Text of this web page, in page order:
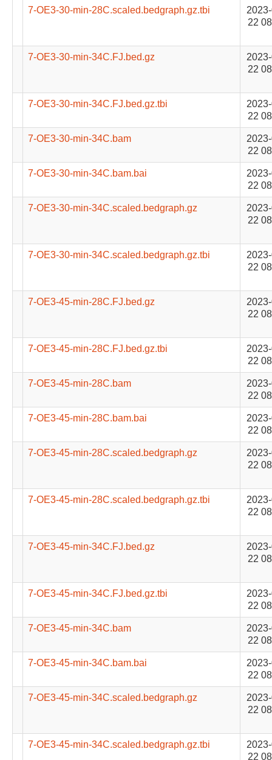
7-OE3-30-min-28C.scaled.bedgraph.gz.tbi
22
7-OE3-30-min-34C.FJ.bed.gz
22
7-OE3-30-min-34C.FJ.bed.gz.tbi
22
7-OE3-30-min-34C.bam
22
7-OE3-30-min-34C.bam.bai
22
7-OE3-30-min-34C.scaled.bedgraph.gz
22
7-OE3-30-min-34C.scaled.bedgraph.gz.tbi
22
7-OE3-45-min-28C.FJ.bed.gz
22
7-OE3-45-min-28C.FJ.bed.gz.tbi
22
7-OE3-45-min-28C.bam
22
7-OE3-45-min-28C.bam.bai
22
7-OE3-45-min-28C.scaled.bedgraph.gz
22
7-OE3-45-min-28C.scaled.bedgraph.gz.tbi
22
7-OE3-45-min-34C.FJ.bed.gz
22
7-OE3-45-min-34C.FJ.bed.gz.tbi
22
7-OE3-45-min-34C.bam
22
7-OE3-45-min-34C.bam.bai
22
7-OE3-45-min-34C.scaled.bedgraph.gz
22
7-OE3-45-min-34C.scaled.bedgraph.gz.tbi
22